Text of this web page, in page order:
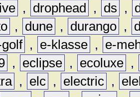
, drophead , ds ,
, dune , durango ,
, e-klasse ,
e-
, eclipse , ecoluxe ,
, elc , electric ,